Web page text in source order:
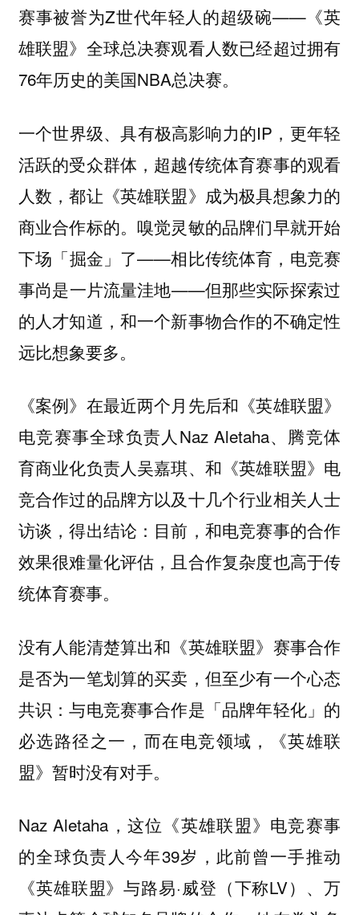
赛事被誉为Z世代年轻人的超级碗——《英
雄联盟》全球总决赛观看人数已经超过拥有
76年历史的美国NBA总决赛。
一个世界级、具有极高影响力的IP，更年轻
活跃的受众群体，超越传统体育赛事的观看
人数，都让《英雄联盟》成为极具想象力的
商业合作标的。嗅觉灵敏的品牌们早就开始
下场「掘金」了——相比传统体育，电竞赛
事尚是一片流量洼地——但那些实际探索过
的人才知道，和一个新事物合作的不确定性
远比想象要多。
《案例》在最近两个月先后和《英雄联盟》
电竞赛事全球负责人Naz Aletaha、腾竞体
育商业化负责人吴嘉琪、和《英雄联盟》电
竞合作过的品牌方以及十几个行业相关人士
访谈，得出结论：目前，和电竞赛事的合作
效果很难量化评估，且合作复杂度也高于传
统体育赛事。
没有人能清楚算出和《英雄联盟》赛事合作
是否为一笔划算的买卖，但至少有一个心态
共识：与电竞赛事合作是「品牌年轻化」的
必选路径之一，而在电竞领域，《英雄联
盟》暂时没有对手。
Naz Aletaha，这位《英雄联盟》电竞赛事
的全球负责人今年39岁，此前曾一手推动
《英雄联盟》与路易·威登（下称LV）、万